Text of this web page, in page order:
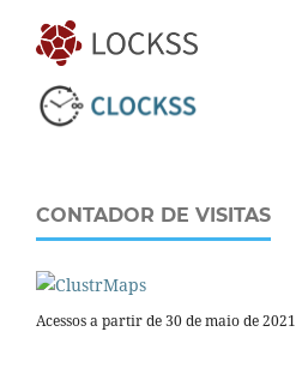
CONTADOR DE VISITAS
Acessos a partir de 30 de maio de 2021